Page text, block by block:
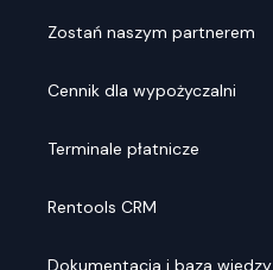
Zostań naszym partnerem
Cennik dla wypożyczalni
Terminale płatnicze
Rentools CRM
Dokumentacja i baza wiedzy